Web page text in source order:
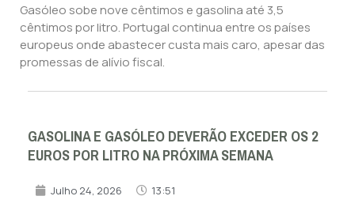
Gasóleo sobe nove cêntimos e gasolina até 3,5
cêntimos por litro. Portugal continua entre os países
europeus onde abastecer custa mais caro, apesar das
promessas de alívio fiscal.
GASOLINA E GASÓLEO DEVERÃO EXCEDER OS 2
EUROS POR LITRO NA PRÓXIMA SEMANA
Julho 24, 2026 13:51